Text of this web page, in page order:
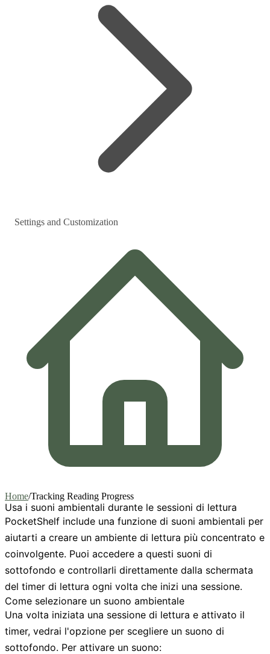
Settings and Customization
Home/Tracking Reading Progress
Usa i suoni ambientali durante le sessioni di lettura
PocketShelf include una funzione di suoni ambientali per
aiutarti a creare un ambiente di lettura più concentrato e
coinvolgente. Puoi accedere a questi suoni di
sottofondo e controllarli direttamente dalla schermata
del timer di lettura ogni volta che inizi una sessione.
Come selezionare un suono ambientale
Una volta iniziata una sessione di lettura e attivato il
timer, vedrai l'opzione per scegliere un suono di
sottofondo. Per attivare un suono: